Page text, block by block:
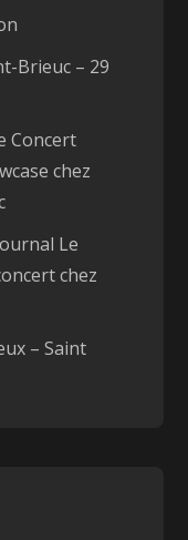
Brieuc – 29
Concert
chez
Le
chez
– Saint